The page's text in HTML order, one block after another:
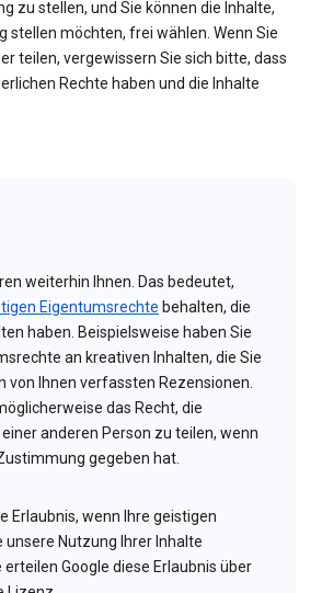
zu stellen, und Sie können die Inhalte,
stellen möchten, frei wählen. Wenn Sie
teilen, vergewissern Sie sich bitte, dass
Rechte haben und die Inhalte
weiterhin Ihnen. Das bedeutet,
Eigentumsrechte behalten, die
haben. Beispielsweise haben Sie
an kreativen Inhalten, die Sie
von Ihnen verfassten Rezensionen.
das Recht, die
anderen Person zu teilen, wenn
gegeben hat.
Erlaubnis, wenn Ihre geistigen
unsere Nutzung Ihrer Inhalte
erteilen Google diese Erlaubnis über